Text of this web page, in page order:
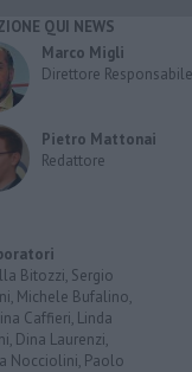
QUI NEWS
Marco Migli
Direttore Responsabile
Pietro Mattonai
Redattore
Bitozzi, Sergio
Michele Bufalino,
Caffieri, Linda
Dina Laurenzi,
Nocciolini, Paolo